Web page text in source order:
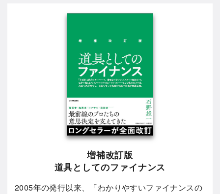
増補改訂版
道具としてのファイナンス
2005年の発行以来、「わかりやすいファイナンスの